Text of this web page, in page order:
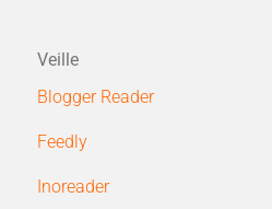
Veille
Blogger Reader
Feedly
Inoreader